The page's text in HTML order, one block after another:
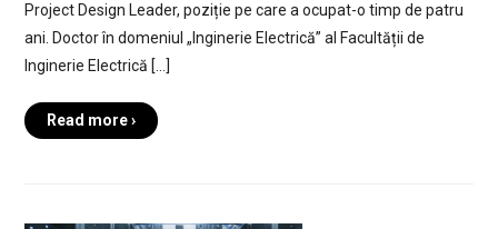
Project Design Leader, poziție pe care a ocupat-o timp de patru
ani. Doctor în domeniul „Inginerie Electrică” al Facultății de
Inginerie Electrică […]
Read more ›